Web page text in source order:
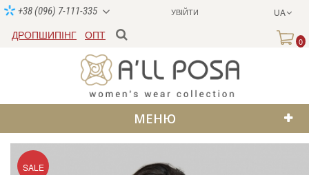
УВІЙТИ UA
+38 (096) 7-111-335
ДРОПШИПІНГ ОПТ
0
МЕНЮ
SALE